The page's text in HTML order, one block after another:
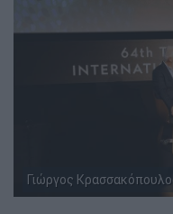
Γιώργος